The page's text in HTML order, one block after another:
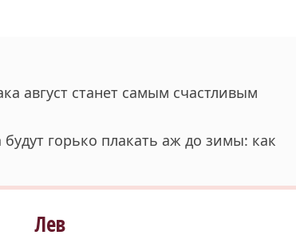
август станет самым счастливым
горько плакать аж до зимы: как
Лев